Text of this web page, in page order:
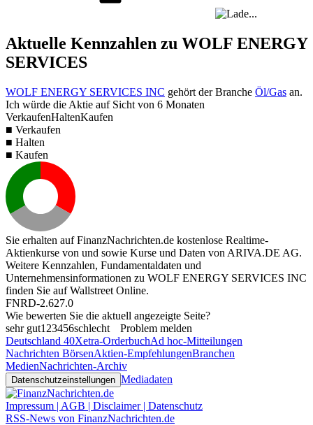
Aktuelle Kennzahlen zu WOLF ENERGY
SERVICES
WOLF ENERGY SERVICES INC gehört der Branche Öl/Gas an.
Ich würde die Aktie auf Sicht von 6 Monaten
VerkaufenHaltenKaufen
■ Verkaufen
■ Halten
■ Kaufen
Sie erhalten auf FinanzNachrichten.de kostenlose Realtime-
Aktienkurse von und sowie Kurse und Daten von ARIVA.DE AG.
Weitere Kennzahlen, Fundamentaldaten und
Unternehmensinformationen zu WOLF ENERGY SERVICES INC
finden Sie aufWallstreet Online.
FNRD-2.627.0
Wie bewerten Sie die aktuell angezeigte Seite?
sehr gut1 23456schlecht
Problem melden
Deutschland 40Xetra-OrderbuchAd hoc-Mitteilungen
Nachrichten BörsenAktien-EmpfehlungenBranchen
MedienNachrichten-Archiv
Datenschutzeinstellungen Mediadaten
Impressum | AGB | Disclaimer | Datenschutz
RSS-News von FinanzNachrichten.de